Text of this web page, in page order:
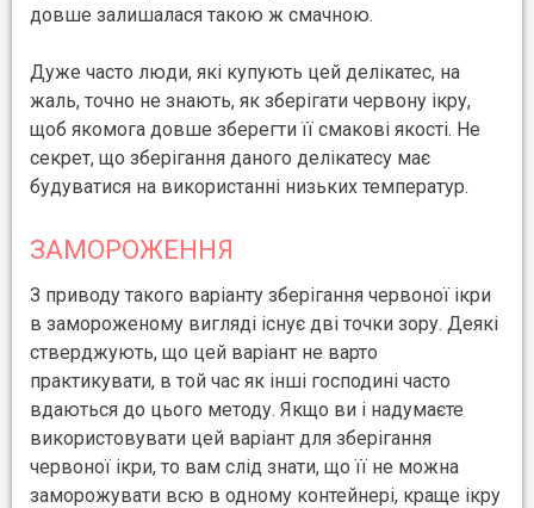
довше залишалася такою ж смачною.
Дуже часто люди, які купують цей делікатес, на
жаль, точно не знають, як зберігати червону ікру,
щоб якомога довше зберегти її смакові якості. Не
секрет, що зберігання даного делікатесу має
будуватися на використанні низьких температур.
ЗАМОРОЖЕННЯ
З приводу такого варіанту зберігання червоної ікри
в замороженому вигляді існує дві точки зору. Деякі
стверджують, що цей варіант не варто
практикувати, в той час як інші господині часто
вдаються до цього методу. Якщо ви і надумаєте
використовувати цей варіант для зберігання
червоної ікри, то вам слід знати, що її не можна
заморожувати всю в одному контейнері, краще ікру